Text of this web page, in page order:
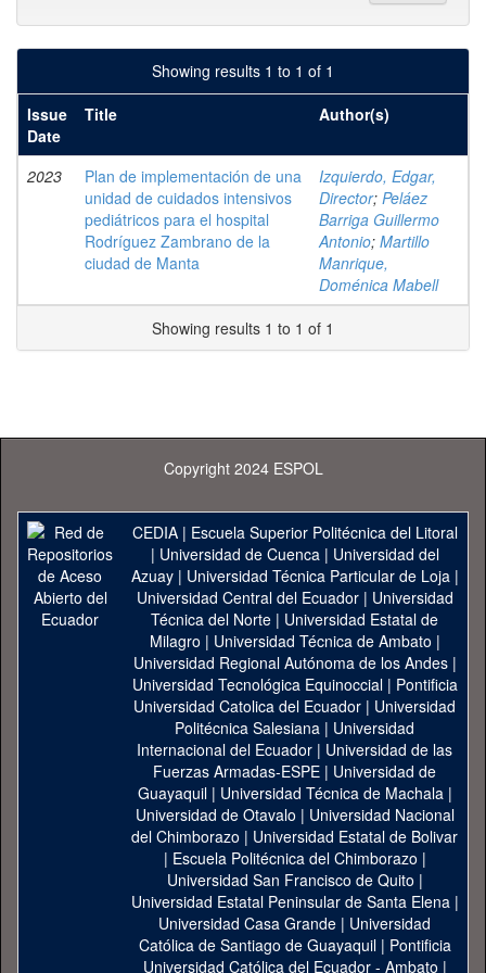
Showing results 1 to 1 of 1
Issue
Date
Title Author(s)
2023
Plan de implementación de una
unidad de cuidados intensivos
pediátricos para el hospital
Rodríguez Zambrano de la
ciudad de Manta
Izquierdo, Edgar,
Director; Peláez
Barriga Guillermo
Antonio; Martillo
Manrique,
Doménica Mabell
Showing results 1 to 1 of 1
Copyright 2024 ESPOL
CEDIA| Escuela Superior Politécnica del Litoral
| Universidad de Cuenca| Universidad del
Azuay| Universidad Técnica Particular de Loja|
Universidad Central del Ecuador| Universidad
Técnica del Norte | Universidad Estatal de
Milagro | Universidad Técnica de Ambato |
Universidad Regional Autónoma de los Andes|
Universidad Tecnológica Equinoccial| Pontificia
Universidad Catolica del Ecuador | Universidad
Politécnica Salesiana | Universidad
Internacional del Ecuador | Universidad de las
Fuerzas Armadas-ESPE | Universidad de
Guayaquil| Universidad Técnica de Machala|
Universidad de Otavalo | Universidad Nacional
del Chimborazo | Universidad Estatal de Bolivar
| Escuela Politécnica del Chimborazo |
Universidad San Francisco de Quito |
Universidad Estatal Peninsular de Santa Elena|
Universidad Casa Grande | Universidad
Católica de Santiago de Guayaquil| Pontificia
Universidad Católica del Ecuador - Ambato |